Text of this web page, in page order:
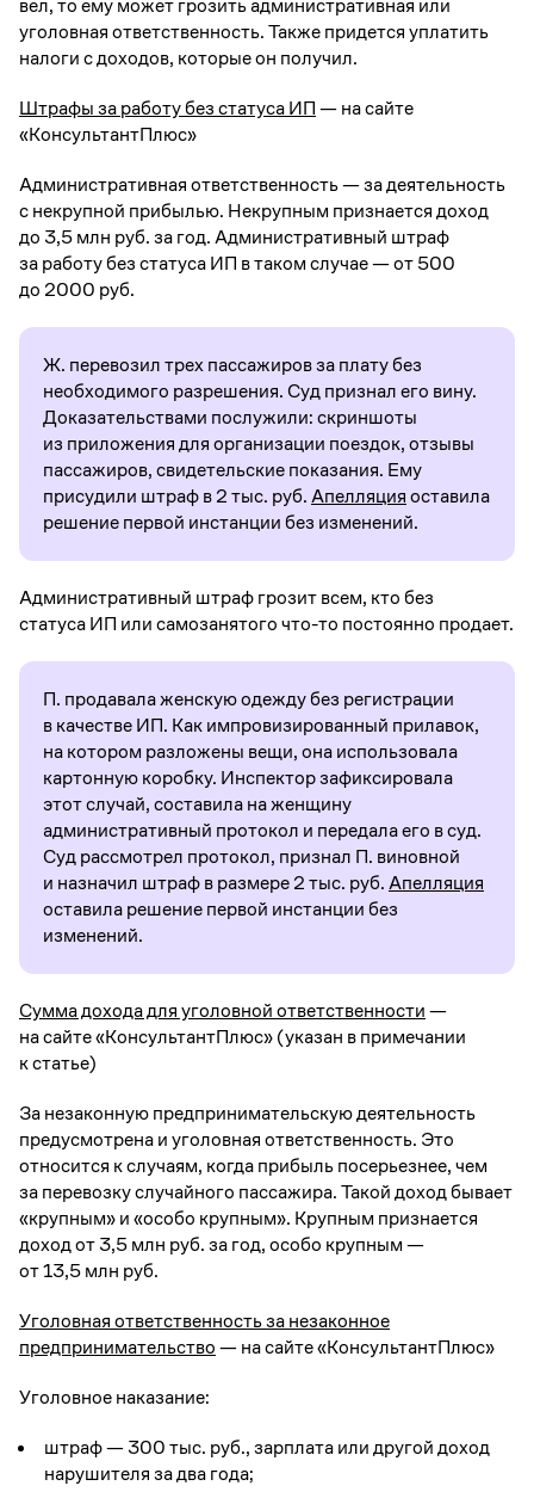
вел, то ему может грозить административная или
уголовная ответственность. Также придется уплатить
налоги с доходов, которые он получил.
Штрафы за работу без статуса ИП— на сайте
«КонсультантПлюс»
Административная ответственность — за деятельность
с некрупной прибылью. Некрупным признается доход
до 3,5 млн руб. за год. Административный штраф
за работу без статуса ИП в таком случае — от 500
до 2000 руб.
Ж. перевозил трех пассажиров за плату без
необходимого разрешения. Суд признал его вину.
Доказательствами послужили: скриншоты
из приложения для организации поездок, отзывы
пассажиров, свидетельские показания. Ему
присудили штраф в 2 тыс. руб.Апелляцияоставила
решение первой инстанции без изменений.
Административный штраф грозит всем, кто без
статуса ИП или самозанятого что-то постоянно продает.
П. продавала женскую одежду без регистрации
в качестве ИП. Как импровизированный прилавок,
на котором разложены вещи, она использовала
картонную коробку. Инспектор зафиксировала
этот случай, составила на женщину
административный протокол и передала его в суд.
Суд рассмотрел протокол, признал П. виновной
и назначил штраф в размере 2 тыс. руб.Апелляция
оставила решение первой инстанции без
изменений.
Сумма дохода для уголовной ответственности—
на сайте «КонсультантПлюс» (указан в примечании
к статье)
За незаконную предпринимательскую деятельность
предусмотрена и уголовная ответственность. Это
относится к случаям, когда прибыль посерьезнее, чем
за перевозку случайного пассажира. Такой доход бывает
«крупным» и «особо крупным». Крупным признается
доход от 3,5 млн руб. за год, особо крупным —
от 13,5 млн руб.
Уголовная ответственность за незаконное
предпринимательство— на сайте «КонсультантПлюс»
Уголовное наказание:
штраф — 300 тыс. руб., зарплата или другой доход
нарушителя за два года;